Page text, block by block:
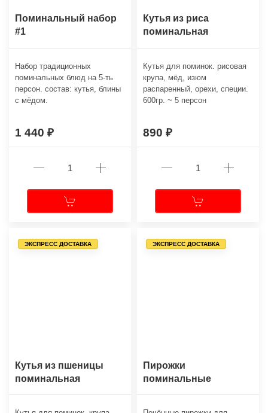
Поминальный набор
#1
Набор традиционных
поминальных блюд на 5-ть
персон. состав: кутья, блины
с мёдом.
1 440
Кутья из риса
поминальная
Кутья для поминок. рисовая
крупа, мёд, изюм
распаренный, орехи, специи.
600гр. ~ 5 персон
890
ЭКСПРЕСС ДОСТАВКА
Кутья из пшеницы
поминальная
ЭКСПРЕСС ДОСТАВКА
Пирожки
поминальные